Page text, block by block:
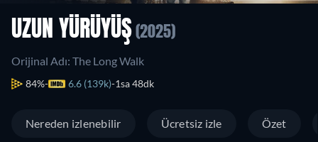
UZUN YÜRÜYÜŞ (2025)
Orijinal Adı: The Long Walk
84% 6.6 (139k) 1sa 48dk
Nereden izlenebilir Ücretsiz izle Özet